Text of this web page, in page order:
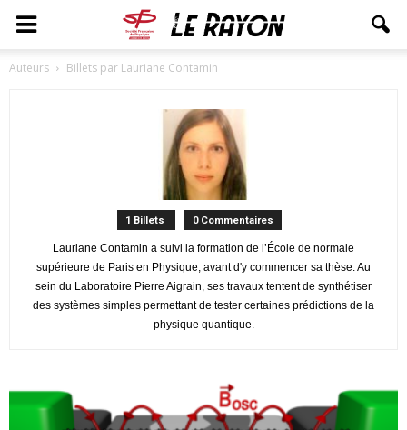
Auteurs Billets par Lauriane Contamin
1 Billets 0 Commentaires
Lauriane Contamin a suivi la formation de l’École de normale
supérieure de Paris en Physique, avant d'y commencer sa thèse. Au
sein du Laboratoire Pierre Aigrain, ses travaux tentent de synthétiser
des systèmes simples permettant de tester certaines prédictions de la
physique quantique.